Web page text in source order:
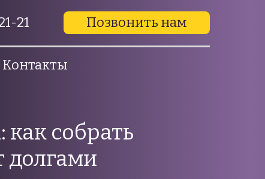
21 Позвонить нам
Контакты
как собрать
долгами